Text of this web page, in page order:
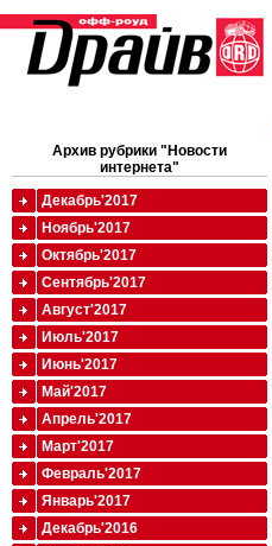
Архив рубрики "Новости
интернета"
Декабрь'2017
Ноябрь'2017
Октябрь'2017
Сентябрь'2017
Август'2017
Июль'2017
Июнь'2017
Май'2017
Апрель'2017
Март'2017
Февраль'2017
Январь'2017
Декабрь'2016